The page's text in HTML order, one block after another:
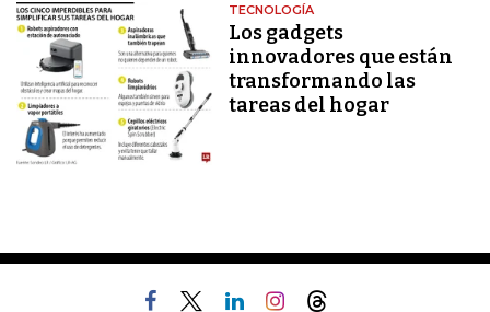
TECNOLOGÍA
Los gadgets
innovadores que están
transformando las
tareas del hogar